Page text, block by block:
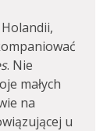
. Nie
małych
na
u